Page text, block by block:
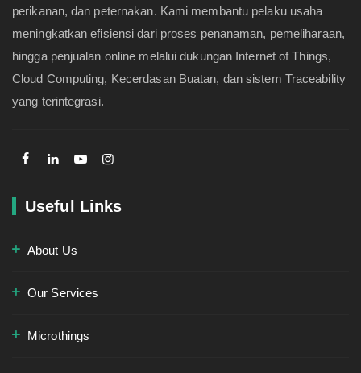
perikanan, dan peternakan. Kami membantu pelaku usaha
meningkatkan efisiensi dari proses penanaman, pemeliharaan,
hingga penjualan online melalui dukungan Internet of Things,
Cloud Computing, Kecerdasan Buatan, dan sistem Traceability
yang terintegrasi.
Useful Links
About Us
Our Services
Microthings